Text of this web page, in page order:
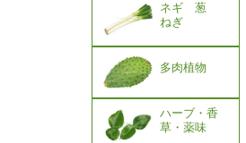
ネギ 葱
ねぎ
多肉植物
ハーブ・香
草・薬味